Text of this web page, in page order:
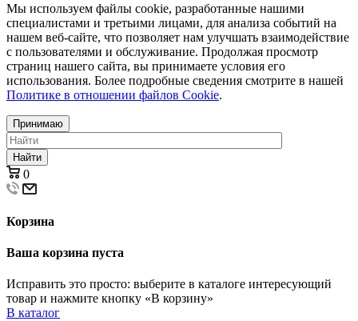
Мы используем файлы cookie, разработанные нашими
специалистами и третьими лицами, для анализа событий на
нашем веб-сайте, что позволяет нам улучшать взаимодействие
с пользователями и обслуживание. Продолжая просмотр
страниц нашего сайта, вы принимаете условия его
использования. Более подробные сведения смотрите в нашей
Политике в отношении файлов Cookie.
Принимаю
Найти
0
Корзина
Ваша корзина пуста
Исправить это просто: выберите в каталоге интересующий
товар и нажмите кнопку «В корзину»
В каталог